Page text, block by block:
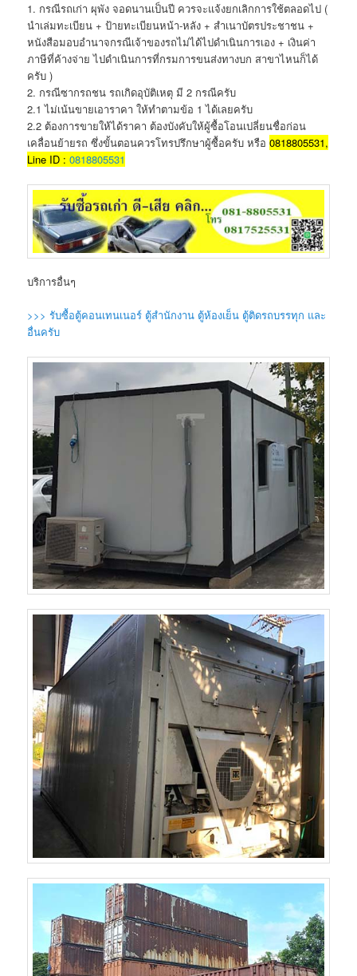
1. กรณีรถเก่า ผุพัง จอดนานเป็นปี ควรจะแจ้งยกเลิกการใช้ตลอดไป (
นำเล่มทะเบียน + ป้ายทะเบียนหน้า-หลัง + สำเนาบัตรประชาชน +
หนังสือมอบอำนาจกรณีเจ้าของรถไม่ได้ไปดำเนินการเอง + เงินค่า
ภาษีที่ค้างจ่าย ไปดำเนินการที่กรมการขนส่งทางบก สาขาไหนก็ได้
ครับ )
2. กรณีซากรถชน รถเกิดอุบัติเหตุ มี 2 กรณีครับ
2.1 ไม่เน้นขายเอาราคา ให้ทำตามข้อ 1 ได้เลยครับ
2.2 ต้องการขายให้ได้ราคา ต้องบังคับให้ผู้ซื้อโอนเปลี่ยนชื่อก่อน
เคลื่อนย้ายรถ ซึ่งขั้นตอนควรโทรปรึกษาผู้ซื้อครับ หรือ0818805531,
Line ID :0818805531
บริการอื่นๆ
>>> รับซื้อตู้คอนเทนเนอร์ ตู้สำนักงาน ตู้ห้องเย็น ตู้ติดรถบรรทุก และ
อื่นครับ